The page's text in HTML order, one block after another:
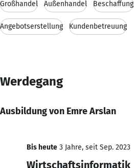
Großhandel Außenhandel Beschaffung
Angebotserstellung Kundenbetreuung
Werdegang
Ausbildung von Emre Arslan
Bis heute 3 Jahre, seit Sep. 2023
Wirtschaftsinformatik